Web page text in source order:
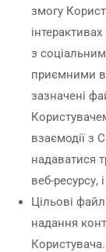
змогу
з
приємними
зазначені
взаємодії з
надаватися
веб-
Цільові
надання